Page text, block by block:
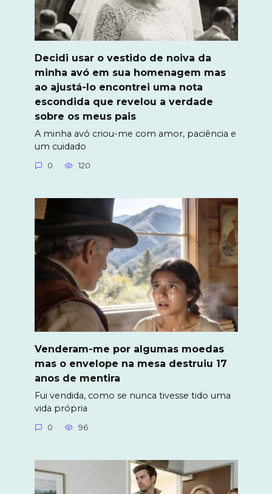
Decidi usar o vestido de noiva da
minha avó em sua homenagem mas
ao ajustá-lo encontrei uma nota
escondida que revelou a verdade
sobre os meus pais
A minha avó criou-me com amor, paciência e
um cuidado
0 120
Venderam-me por algumas moedas
mas o envelope na mesa destruiu 17
anos de mentira
Fui vendida, como se nunca tivesse tido uma
vida própria
0 96